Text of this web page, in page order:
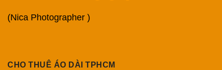
(Nica Photographer )
CHO THUÊ ÁO DÀI TPHCM